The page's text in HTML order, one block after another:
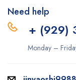
Need help
+ (929)
Monday –